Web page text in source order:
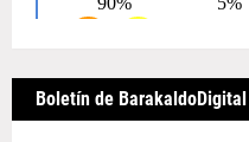
Boletín de BarakaldoDigital